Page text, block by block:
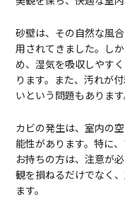
砂壁は、その自然な風
用されてきました。し
め、湿気を吸収しやす
ります。また、汚れが
いという問題もあります
カビの発生は、室内の
能性があります。特に
お持ちの方は、注意が
観を損ねるだけでなく
ます。